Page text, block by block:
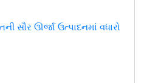
સૌર ઊર્જા ઉત્પાદનમાં વધારો